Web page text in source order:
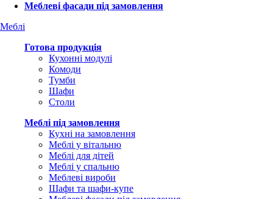
Меблеві фасади під замовлення
Меблі
Готова продукція
Кухонні модулі
Комоди
Тумби
Шафи
Столи
Меблі під замовлення
Кухні на замовлення
Меблі у вітальню
Меблі для дітей
Меблі у спальню
Меблеві вироби
Шафи та шафи-купе